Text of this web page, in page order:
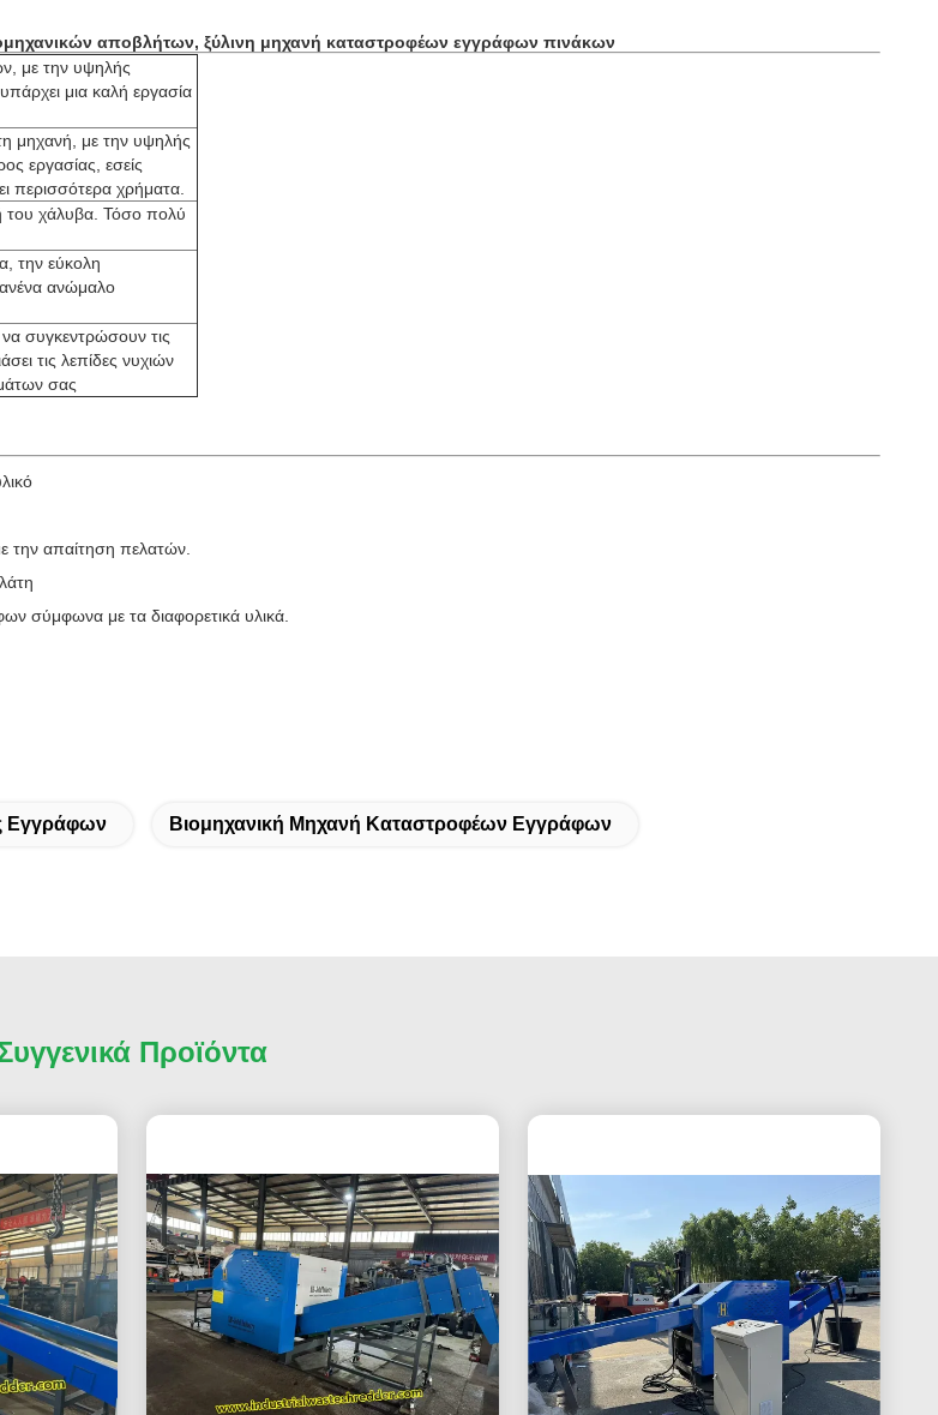
αποβλήτων, ξύλινη μηχανή καταστροφέων εγγράφων πινάκων
με την υψηλής
μια καλή εργασία
μηχανή, με την υψηλής
εργασίας, εσείς
περισσότερα χρήματα.
του χάλυβα. Τόσο πολύ
την εύκολη
ανώμαλο
συγκεντρώσουν τις
τις λεπίδες νυχιών
σας
την απαίτηση πελατών.
σύμφωνα με τα διαφορετικά υλικά.
Εγγράφων Βιομηχανική Μηχανή Καταστροφέων Εγγράφων
Προϊόντα